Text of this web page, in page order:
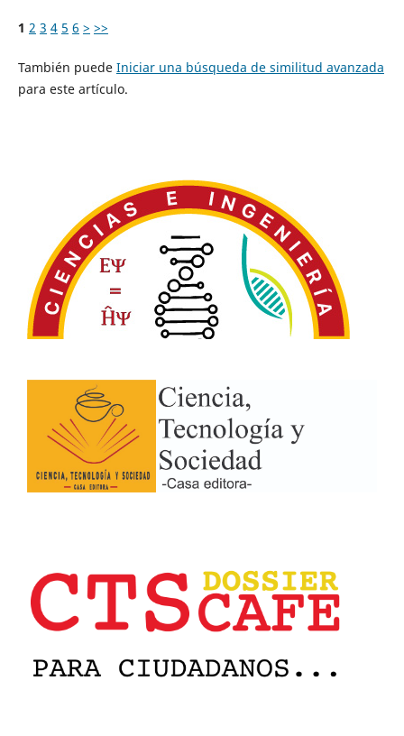
1 2 3 4 5 6 > >>
También puede Iniciar una búsqueda de similitud avanzada
para este artículo.